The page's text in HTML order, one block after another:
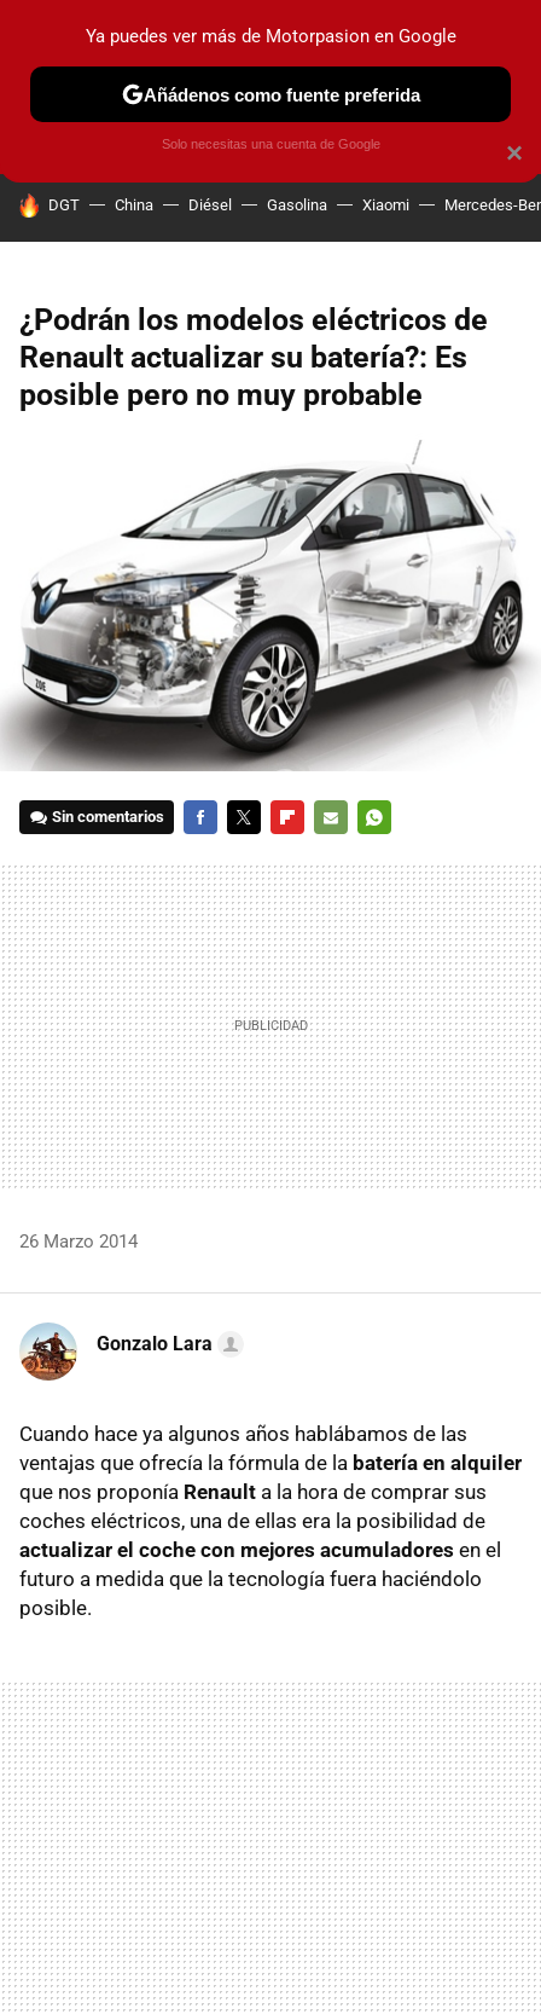
PRUEBAS COCHES ELÉCTRICOS OBSERVATORIO
HOY SE HABLA DE
DGT China Diésel Gasolina Xiaomi Mercedes-
¿Podrán los modelos eléctricos de
Renault actualizar su batería?: Es
posible pero no muy probable
Sin comentarios
MAIL
26 Marzo 2014
Gonzalo Lara
Cuando hace ya algunos años hablábamos de las
ventajas que ofrecía la fórmula de la batería en alquiler
que nos proponía Renault a la hora de comprar sus
coches eléctricos, una de ellas era la posibilidad de
actualizar el coche con mejores acumuladores en el
futuro a medida que la tecnología fuera haciéndolo
posible.
×
Ya puedes ver más de Motorpasion en Google
Añádenos como fuente preferida
Solo necesitas una cuenta de Google